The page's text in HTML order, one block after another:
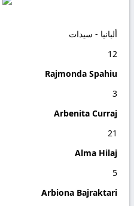
ألبانيا - سيدات
12
Rajmonda Spahiu
3
Arbenita Curraj
21
Alma Hilaj
5
Arbiona Bajraktari